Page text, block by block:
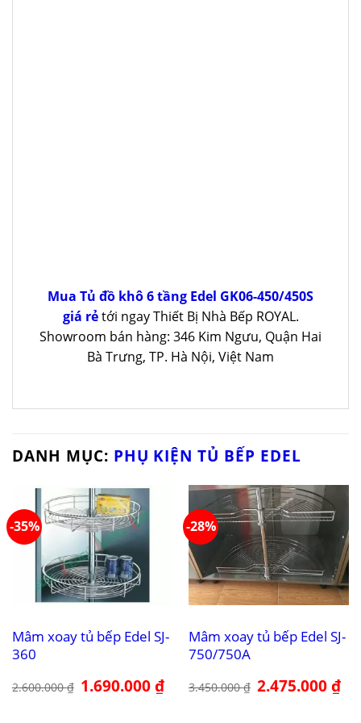
Mua Tủ đồ khô 6 tầng Edel GK06-450/450S
giá rẻtới ngay Thiết Bị Nhà Bếp ROYAL.
Showroom bán hàng: 346 Kim Ngưu, Quận Hai
Bà Trưng, TP. Hà Nội, Việt Nam
DANH MỤC: PHỤ KIỆN TỦ BẾP EDEL
-35%
Mâm xoay tủ bếp Edel SJ-
360
2.600.000₫ Giá
gốc
1.690.000₫Giá
hiện
-28%
Mâm xoay tủ bếp Edel SJ-
750/750A
3.450.000₫ Giá
gốc
2.475.000₫Giá